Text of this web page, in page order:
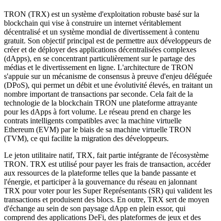
TRON (TRX) est un système d'exploitation robuste basé sur la
blockchain qui vise à construire un internet véritablement
décentralisé et un système mondial de divertissement à contenu
gratuit. Son objectif principal est de permettre aux développeurs de
créer et de déployer des applications décentralisées complexes
(dApps), en se concentrant particulièrement sur le partage des
médias et le divertissement en ligne. L'architecture de TRON
s'appuie sur un mécanisme de consensus à preuve d'enjeu déléguée
(DPoS), qui permet un débit et une évolutivité élevés, en traitant un
nombre important de transactions par seconde. Cela fait de la
technologie de la blockchain TRON une plateforme attrayante
pour les dApps à fort volume. Le réseau prend en charge les
contrats intelligents compatibles avec la machine virtuelle
Ethereum (EVM) par le biais de sa machine virtuelle TRON
(TVM), ce qui facilite la migration des développeurs.
Le jeton utilitaire natif, TRX, fait partie intégrante de l'écosystème
TRON. TRX est utilisé pour payer les frais de transaction, accéder
aux ressources de la plateforme telles que la bande passante et
l'énergie, et participer à la gouvernance du réseau en jalonnant
TRX pour voter pour les Super Représentants (SR) qui valident les
transactions et produisent des blocs. En outre, TRX sert de moyen
d'échange au sein de son paysage dApp en plein essor, qui
comprend des applications DeFi, des plateformes de jeux et des